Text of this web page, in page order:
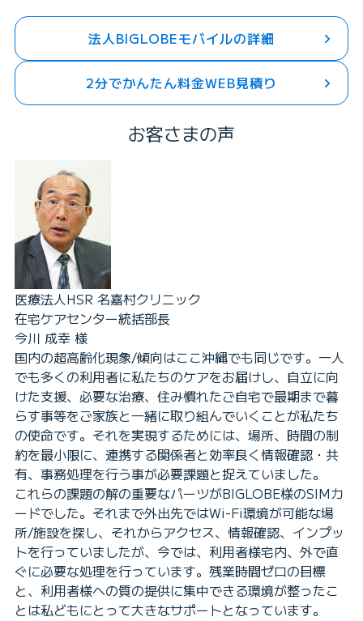
法人BIGLOBEモバイルの詳細
2分でかんたん料金WEB見積り
お客さまの声
医療法人HSR 名嘉村クリニック
在宅ケアセンター統括部長
今川 成幸 様
国内の超高齢化現象/傾向はここ沖縄でも同じです。一人
でも多くの利用者に私たちのケアをお届けし、自立に向
けた支援、必要な治療、住み慣れたご自宅で最期まで暮
らす事等をご家族と一緒に取り組んでいくことが私たち
の使命です。それを実現するためには、場所、時間の制
約を最小限に、連携する関係者と効率良く情報確認・共
有、事務処理を行う事が必要課題と捉えていました。
これらの課題の解の重要なパーツがBIGLOBE様のSIMカ
ードでした。それまで外出先ではWi-Fi環境が可能な場
所/施設を探し、それからアクセス、情報確認、インプッ
トを行っていましたが、今では、利用者様宅内、外で直
ぐに必要な処理を行っています。残業時間ゼロの目標
と、利用者様への質の提供に集中できる環境が整ったこ
とは私どもにとって大きなサポートとなっています。